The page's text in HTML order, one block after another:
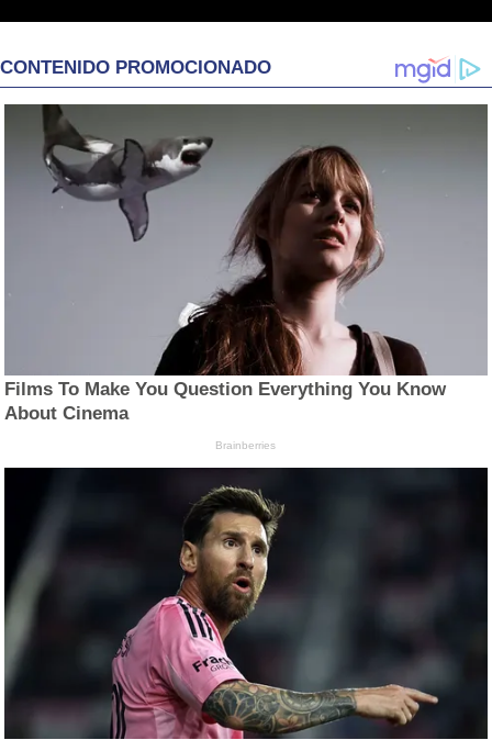
CONTENIDO PROMOCIONADO
Films To Make You Question Everything You Know
About Cinema
Brainberries